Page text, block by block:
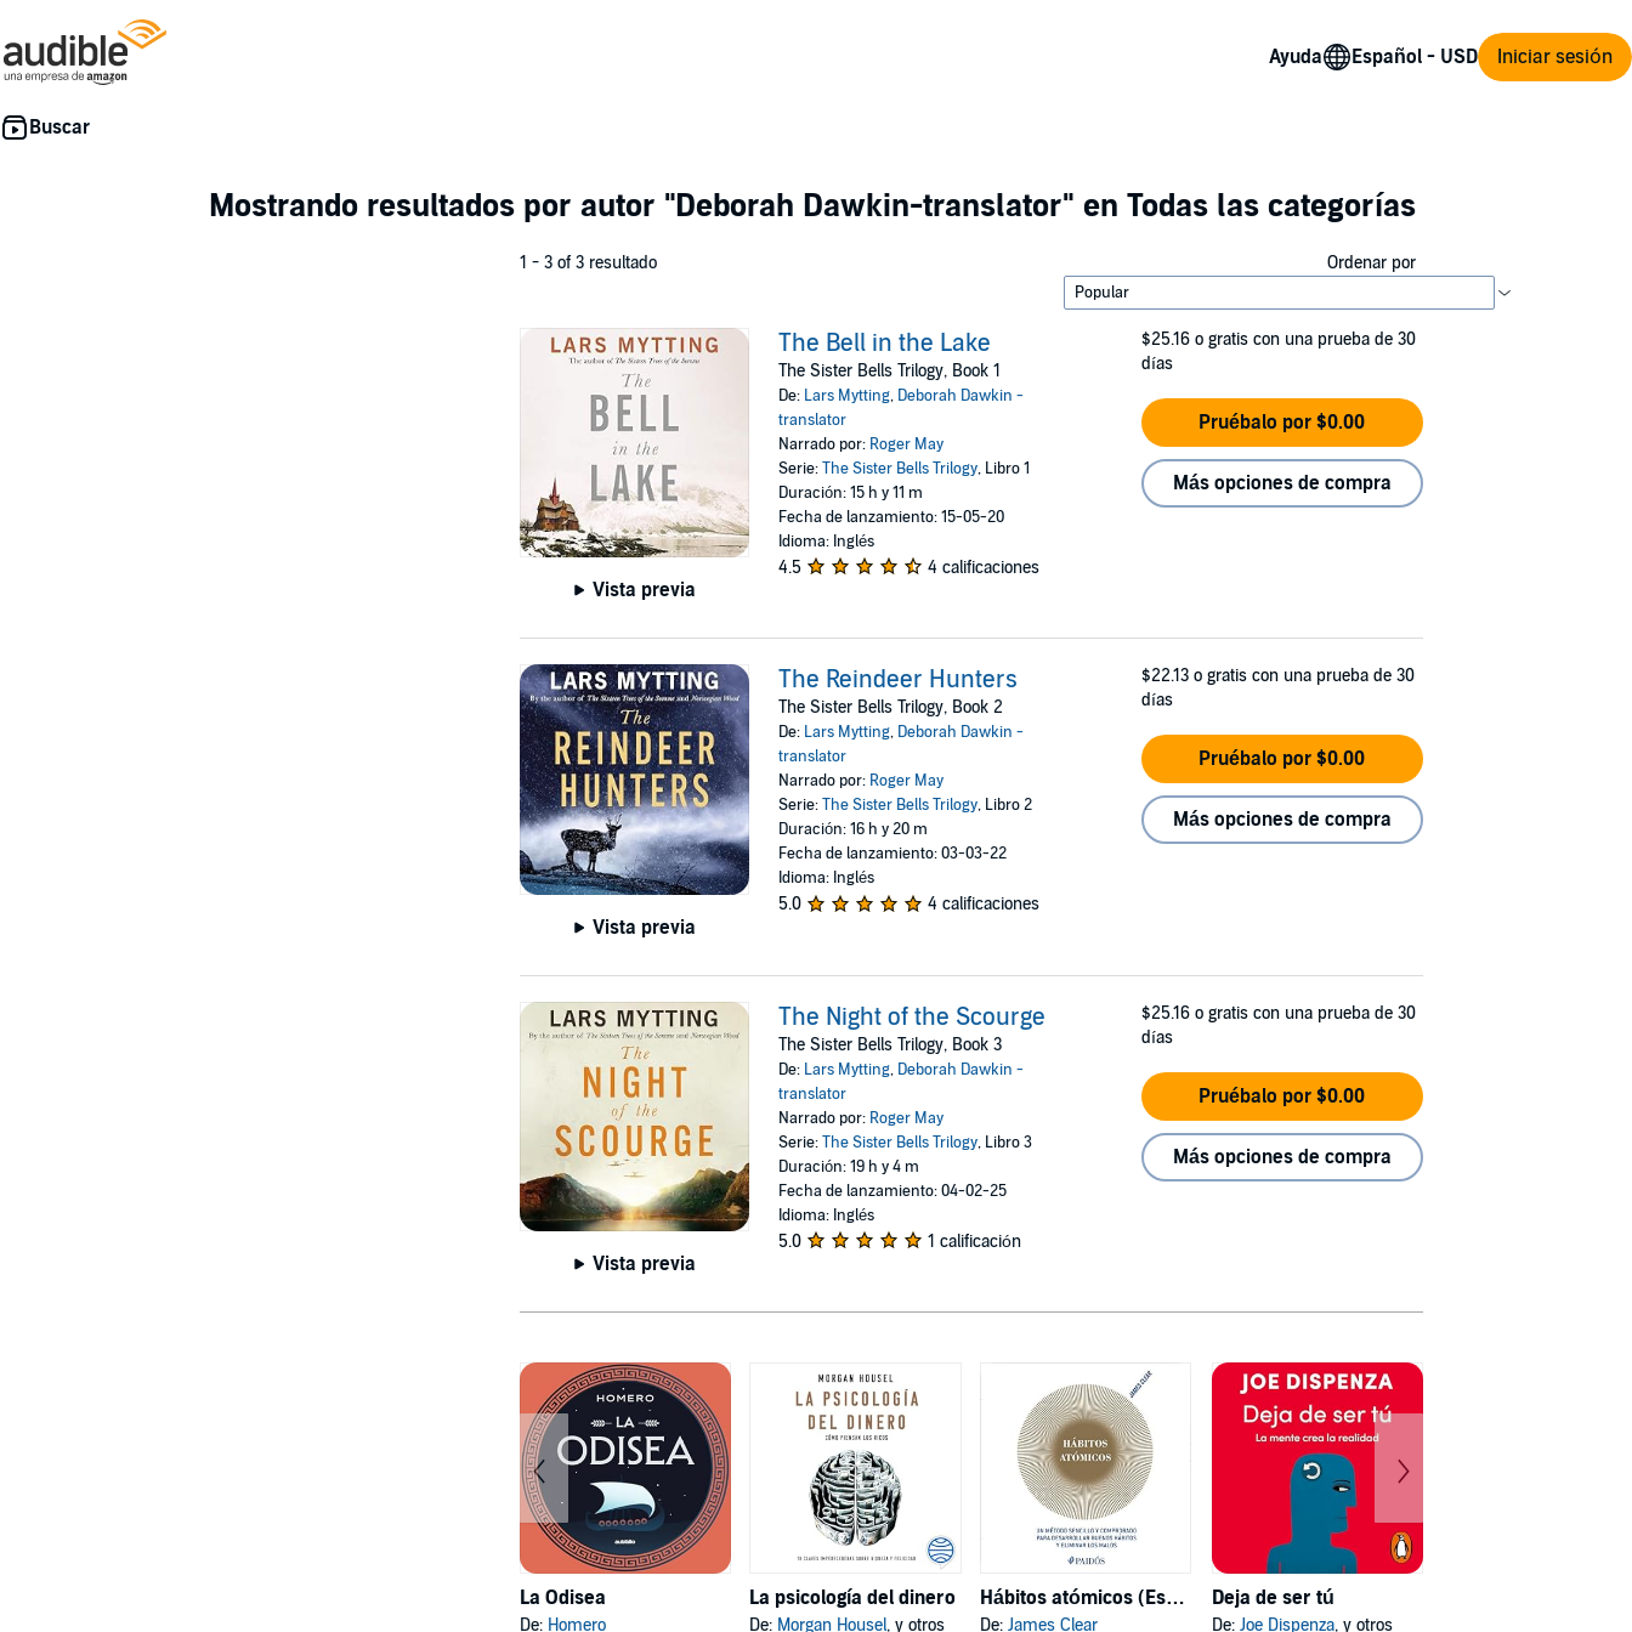
Ayuda Iniciar sesión
Mostrando resultados por autor "Deborah Dawkin-translator" en Todas las categorías
1 - 3 of 3 resultado Ordenar por
Vista previa
The Bell in the Lake
The Sister Bells Trilogy, Book 1
De: Lars Mytting, Deborah Dawkin -
translator
Narrado por: Roger May
Serie:The Sister Bells Trilogy, Libro 1
Duración: 15 h y 11 m
Fecha de lanzamiento: 15-05-20
Idioma: Inglés
4.5 4 calificaciones
$25.16 o gratis con una prueba de 30
días
Pruébalo por $0.00
Más opciones de compra
Vista previa
The Reindeer Hunters
The Sister Bells Trilogy, Book 2
De: Lars Mytting, Deborah Dawkin -
translator
Narrado por: Roger May
Serie:The Sister Bells Trilogy, Libro 2
Duración: 16 h y 20 m
Fecha de lanzamiento: 03-03-22
Idioma: Inglés
5.0 4 calificaciones
$22.13 o gratis con una prueba de 30
días
Pruébalo por $0.00
Más opciones de compra
Vista previa
The Night of the Scourge
The Sister Bells Trilogy, Book 3
De: Lars Mytting, Deborah Dawkin -
translator
Narrado por: Roger May
Serie:The Sister Bells Trilogy, Libro 3
Duración: 19 h y 4 m
Fecha de lanzamiento: 04-02-25
Idioma: Inglés
5.0 1 calificación
$25.16 o gratis con una prueba de 30
días
Pruébalo por $0.00
Más opciones de compra
La Odisea
De: Homero
La psicología del dinero
De: Morgan Housel, y otros
Hábitos atómicos (Español neutro)
De: James Clear
Deja de ser tú
De: Joe Dispenza, y otros